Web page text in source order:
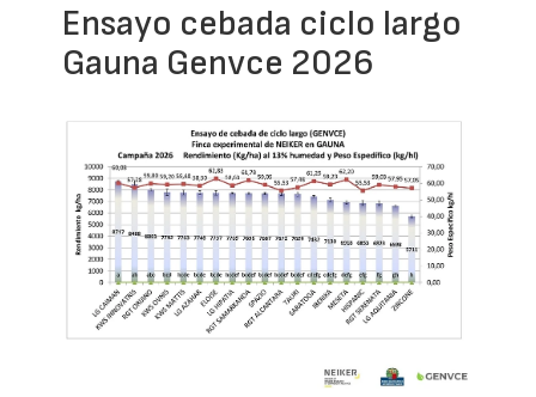
Ensayo cebada ciclo largo
Gauna Genvce 2026